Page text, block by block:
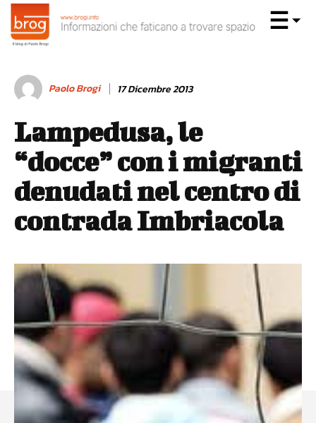
Paolo Brogi 17 Dicembre 2013
Lampedusa, le
“docce” con i migranti
denudati nel centro di
contrada Imbriacola